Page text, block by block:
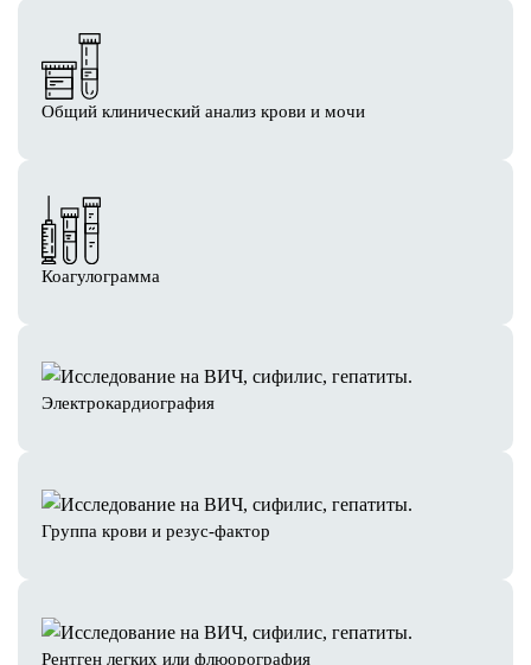
Общий клинический анализ крови и мочи
Коагулограмма
Электрокардиография
Группа крови и резус-фактор
Рентген легких или флюорография